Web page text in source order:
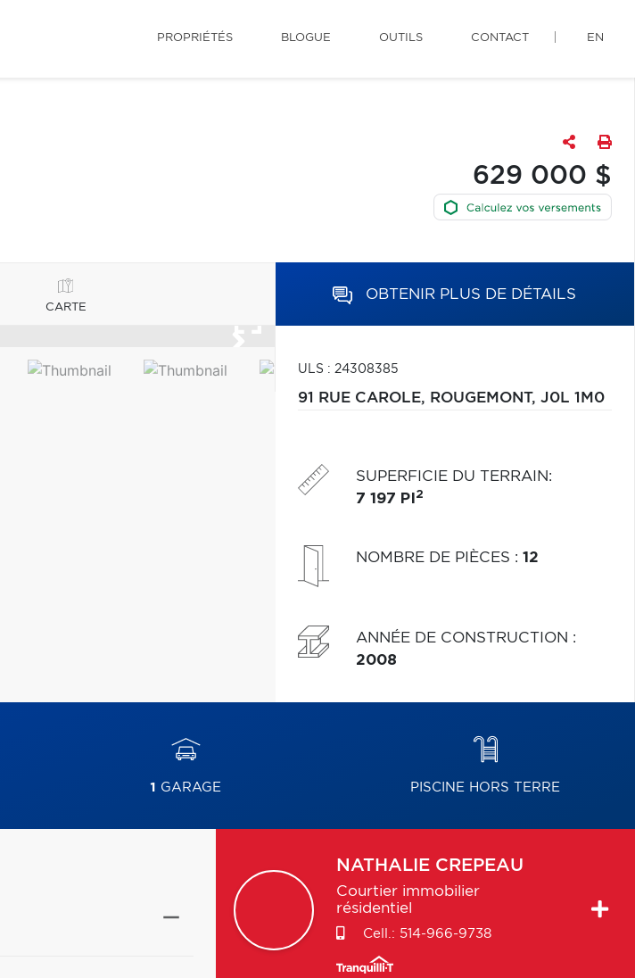
PROPRIÉTÉS BLOGUE OUTILS CONTACT EN
629 000 $
CARTE
OBTENIR PLUS DE DÉTAILS
ULS : 24308385
91 RUE CAROLE, ROUGEMONT, J0L 1M0
SUPERFICIE DU TERRAIN:
7 197 PI 2
NOMBRE DE PIÈCES : 12
ANNÉE DE CONSTRUCTION :
2008
1 GARAGE PISCINE HORS TERRE
NATHALIE CREPEAU
Courtier immobilier
résidentiel
Cell.: 514-966-9738